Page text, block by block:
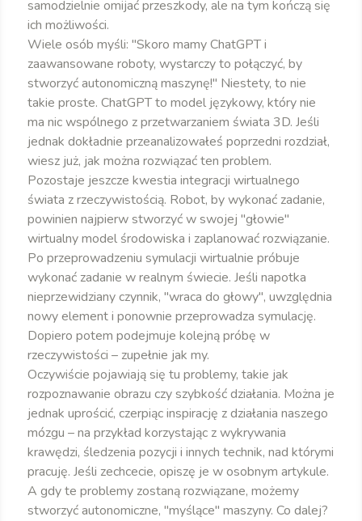
samodzielnie omijać przeszkody, ale na tym kończą się
ich możliwości.
Wiele osób myśli: "Skoro mamy ChatGPT i
zaawansowane roboty, wystarczy to połączyć, by
stworzyć autonomiczną maszynę!" Niestety, to nie
takie proste. ChatGPT to model językowy, który nie
ma nic wspólnego z przetwarzaniem świata 3D. Jeśli
jednak dokładnie przeanalizowałeś poprzedni rozdział,
wiesz już, jak można rozwiązać ten problem.
Pozostaje jeszcze kwestia integracji wirtualnego
świata z rzeczywistością. Robot, by wykonać zadanie,
powinien najpierw stworzyć w swojej "głowie"
wirtualny model środowiska i zaplanować rozwiązanie.
Po przeprowadzeniu symulacji wirtualnie próbuje
wykonać zadanie w realnym świecie. Jeśli napotka
nieprzewidziany czynnik, "wraca do głowy", uwzględnia
nowy element i ponownie przeprowadza symulację.
Dopiero potem podejmuje kolejną próbę w
rzeczywistości – zupełnie jak my.
Oczywiście pojawiają się tu problemy, takie jak
rozpoznawanie obrazu czy szybkość działania. Można je
jednak uprościć, czerpiąc inspirację z działania naszego
mózgu – na przykład korzystając z wykrywania
krawędzi, śledzenia pozycji i innych technik, nad którymi
pracuję. Jeśli zechcecie, opiszę je w osobnym artykule.
A gdy te problemy zostaną rozwiązane, możemy
stworzyć autonomiczne, "myślące" maszyny. Co dalej?